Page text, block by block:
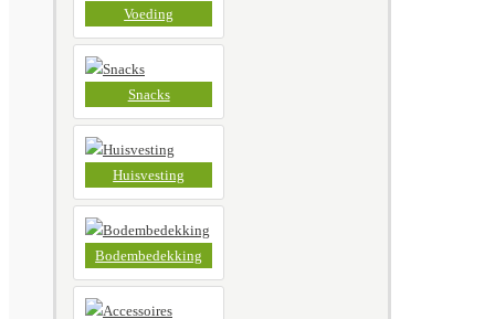
Voeding
Snacks
Huisvesting
Bodembedekking